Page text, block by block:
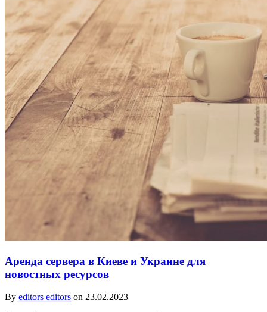
Аренда сервера в Киеве и Украине для
новостных ресурсов
By editors editors on 23.02.2023